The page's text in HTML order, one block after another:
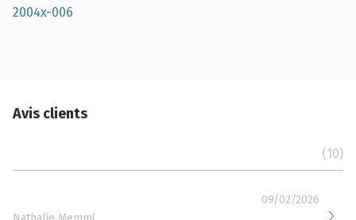
2004x-006
Avis clients
(10)
09/02/2026